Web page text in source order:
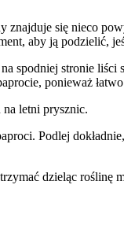
znajduje się nieco
aby ją podzielić,
spodniej stronie liści
ponieważ
letni prysznic.
Podlej
dzieląc roślinę